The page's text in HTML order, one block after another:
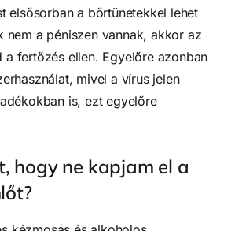
elsősorban a bőrtünetekkel lehet
nem a péniszen vannak, akkor az
a fertőzés ellen. Egyelőre azonban
mivel a vírus jelen
is, ezt egyelőre
hogy ne kapjam el a